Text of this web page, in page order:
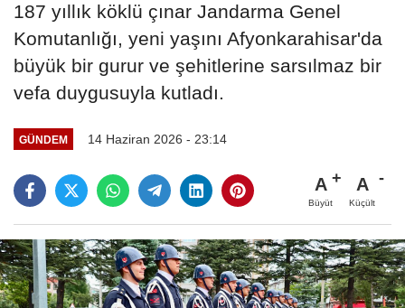
187 yıllık köklü çınar Jandarma Genel
Komutanlığı, yeni yaşını Afyonkarahisar'da
büyük bir gurur ve şehitlerine sarsılmaz bir
vefa duygusuyla kutladı.
GÜNDEM 14 Haziran 2026 - 23:14
A
Büyüt
A
Küçült